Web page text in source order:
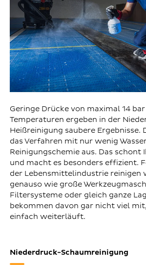
Geringe Drücke von maximal 14
Temperaturen ergeben in der
Heißreinigung saubere Ergebnisse.
das Verfahren mit nur wenig
Reinigungschemie aus. Das schont
und macht es besonders effizient.
der Lebensmittelindustrie reinigen
genauso wie große
Filtersysteme oder gleich ganze
bekommen davon gar nicht viel
einfach weiterläuft.
Niederdruck-Schaumreinigung